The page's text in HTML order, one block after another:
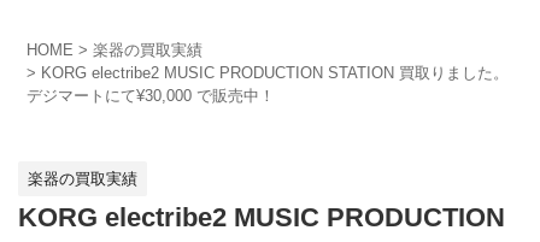
HOME
楽器の買取実績
KORG electribe2 MUSIC PRODUCTION STATION 買取りました。
デジマートにて¥30,000 で販売中！
楽器の買取実績
KORG electribe2 MUSIC PRODUCTION